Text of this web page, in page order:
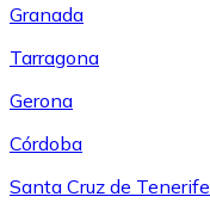
Granada
Tarragona
Gerona
Córdoba
Santa Cruz de Tenerife